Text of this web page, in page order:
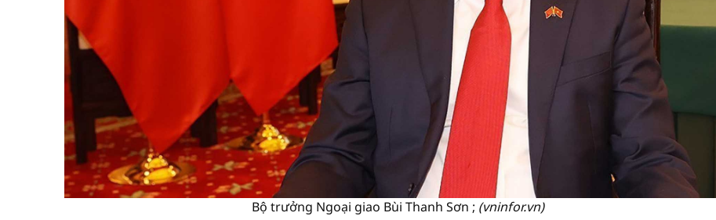
Bộ trưởng Ngoại giao Bùi Thanh Sơn ; (vninfor.vn)